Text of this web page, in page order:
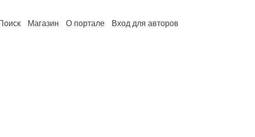
Магазин О портале Вход для авторов